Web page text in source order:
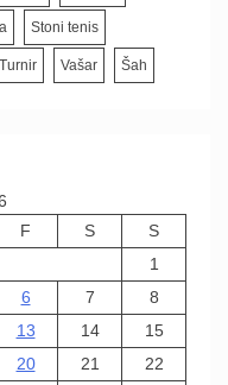
Stoni tenis
Turnir Vašar Šah
F S
S
1
6 7
8
13 14
15
20 21
22